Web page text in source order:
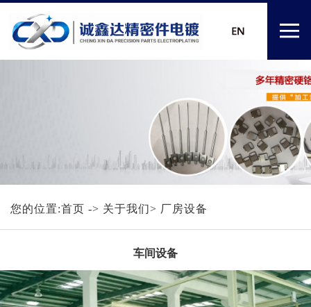
您的位置:首页 -> 关于我们> 厂房设备
车间设备